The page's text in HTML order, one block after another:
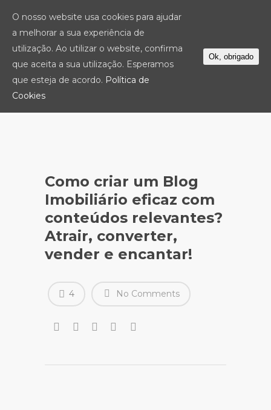
Como criar um Blog
Imobiliário eficaz com
conteúdos relevantes?
Atrair, converter,
vender e encantar!
No Comments
4
O nosso website usa cookies para ajudar
a melhorar a sua experiência de
utilização. Ao utilizar o website, confirma
que aceita a sua utilização. Esperamos
que esteja de acordo. Política de
Cookies
Ok, obrigado